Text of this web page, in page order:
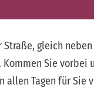
Straße, gleich
Sie vorbei
Tagen für Sie